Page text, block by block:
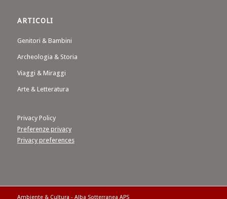
ARTICOLI
Genitori & Bambini
Archeologia & Storia
Viaggi & Miraggi
Arte & Letteratura
Privacy Policy
Preferenze privacy
Privacy preferences
Ambiente & Cultura - Alba Sotterranea APS